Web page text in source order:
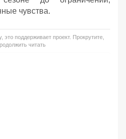
чувства.
поддерживает проект. Прокрутите,
читать